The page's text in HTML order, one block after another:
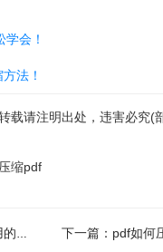
会！
法！
载请注明出处，违害必究(
缩pdf
上一篇：pdf文件太大怎么变小？分享三种简单且实用的方法！ 下一篇：pdf如何